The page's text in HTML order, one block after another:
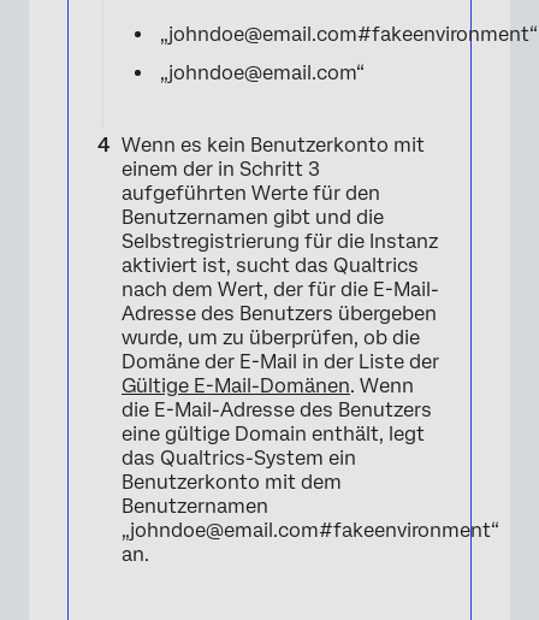
„johndoe@email.com#fakeenvironment“
„johndoe@email.com“
Wenn es kein Benutzerkonto mit
einem der in Schritt 3
aufgeführten Werte für den
Benutzernamen gibt und die
Selbstregistrierung für die Instanz
aktiviert ist, sucht das Qualtrics
nach dem Wert, der für die E-Mail-
Adresse des Benutzers übergeben
wurde, um zu überprüfen, ob die
Domäne der E-Mail in der Liste der
Gültige E-Mail-Domänen. Wenn
die E-Mail-Adresse des Benutzers
eine gültige Domain enthält, legt
das Qualtrics-System ein
Benutzerkonto mit dem
Benutzernamen
„johndoe@email.com#fakeenvironment“
an.